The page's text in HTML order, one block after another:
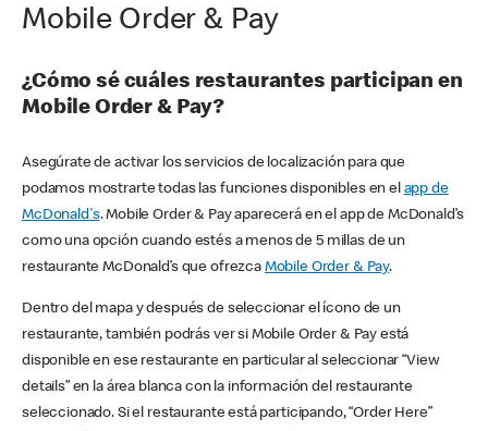
Mobile Order & Pay
¿Cómo sé cuáles restaurantes participan en
Mobile Order & Pay?
Asegúrate de activar los servicios de localización para que
podamos mostrarte todas las funciones disponibles en el app de
McDonald's. Mobile Order & Pay aparecerá en el app de McDonald’s
como una opción cuando estés a menos de 5 millas de un
restaurante McDonald’s que ofrezca Mobile Order & Pay.
Dentro del mapa y después de seleccionar el ícono de un
restaurante, también podrás ver si Mobile Order & Pay está
disponible en ese restaurante en particular al seleccionar “View
details” en la área blanca con la información del restaurante
seleccionado. Si el restaurante está participando, “Order Here”